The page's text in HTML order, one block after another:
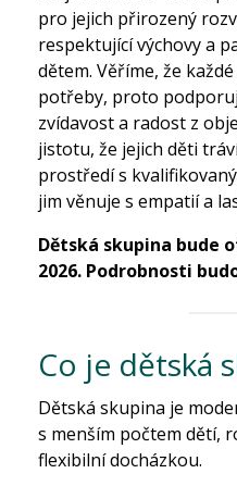
pro jejich přirozený
respektující výchovy a
dětem. Věříme, že
potřeby, proto
zvídavost a radost z
jistotu, že jejich děti
prostředí s
jim věnuje s empatií a
Dětská skupina bude
2026. Podrobnosti
Co je dětská
Dětská skupina je
s menším počtem dětí,
flexibilní docházkou.